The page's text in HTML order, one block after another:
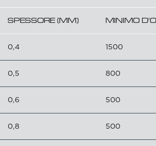
SPESSORE (MM) MINIMO
0,4 1500
0,5 800
0,6 500
0,8 500